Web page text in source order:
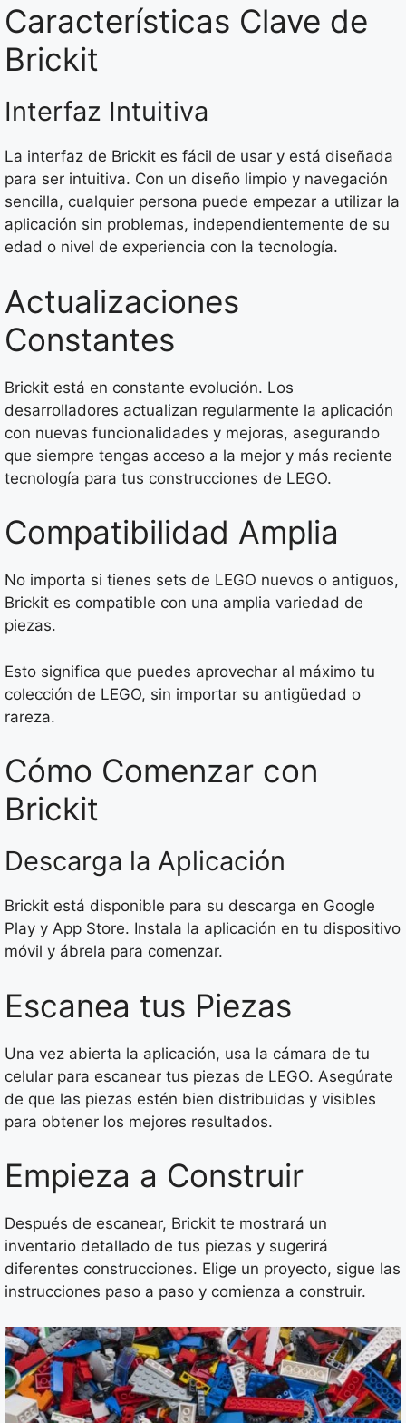
Características Clave de
Brickit
Interfaz Intuitiva
La interfaz de Brickit es fácil de usar y está diseñada
para ser intuitiva. Con un diseño limpio y navegación
sencilla, cualquier persona puede empezar a utilizar la
aplicación sin problemas, independientemente de su
edad o nivel de experiencia con la tecnología.
Actualizaciones
Constantes
Brickit está en constante evolución. Los
desarrolladores actualizan regularmente la aplicación
con nuevas funcionalidades y mejoras, asegurando
que siempre tengas acceso a la mejor y más reciente
tecnología para tus construcciones de LEGO.
Compatibilidad Amplia
No importa si tienes sets de LEGO nuevos o antiguos,
Brickit es compatible con una amplia variedad de
piezas.
Esto significa que puedes aprovechar al máximo tu
colección de LEGO, sin importar su antigüedad o
rareza.
Cómo Comenzar con
Brickit
Descarga la Aplicación
Brickit está disponible para su descarga en Google
Play y App Store. Instala la aplicación en tu dispositivo
móvil y ábrela para comenzar.
Escanea tus Piezas
Una vez abierta la aplicación, usa la cámara de tu
celular para escanear tus piezas de LEGO. Asegúrate
de que las piezas estén bien distribuidas y visibles
para obtener los mejores resultados.
Empieza a Construir
Después de escanear, Brickit te mostrará un
inventario detallado de tus piezas y sugerirá
diferentes construcciones. Elige un proyecto, sigue las
instrucciones paso a paso y comienza a construir.